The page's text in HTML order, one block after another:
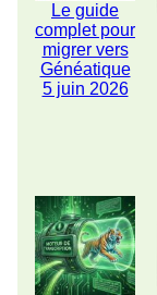
Le guide
complet pour
migrer vers
Généatique
5 juin 2026